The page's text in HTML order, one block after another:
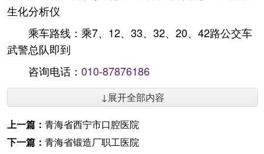
生化分析仪
乘车路线：乘7、12、33、32、20、42路公交车
武警总队即到
咨询电话： 010-87876186
↓展开全部内容
上一篇： 青海省西宁市口腔医院
下一篇： 青海省锻造厂职工医院